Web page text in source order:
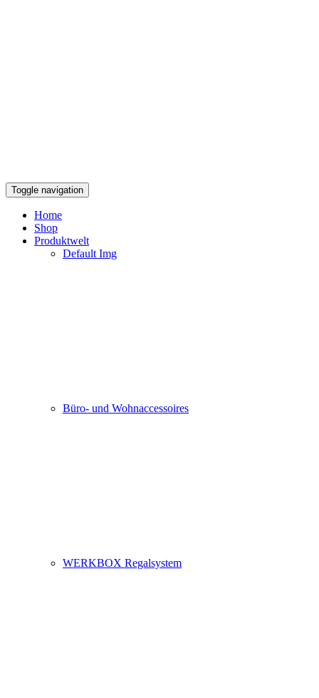
Toggle navigation
Home
Shop
Produktwelt
Default Img
Büro- und Wohnaccessoires
WERKBOX Regalsystem